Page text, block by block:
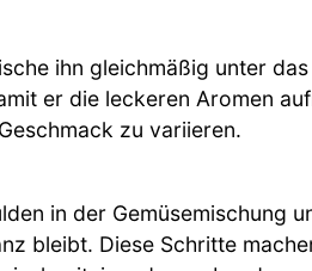
ihn gleichmäßig unter
er die leckeren Aromen
zu variieren.
in der Gemüsemischung
bleibt. Diese Schritte